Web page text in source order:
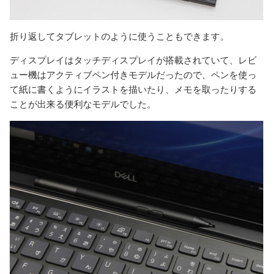
折り返してタブレットのように使うこともできます。
ディスプレイはタッチディスプレイが搭載されていて、レビ
ュー機はアクティブペン付きモデルだったので、ペンを使っ
て紙に書くようにイラストを描いたり、メモを取ったりする
ことが出来る便利なモデルでした。